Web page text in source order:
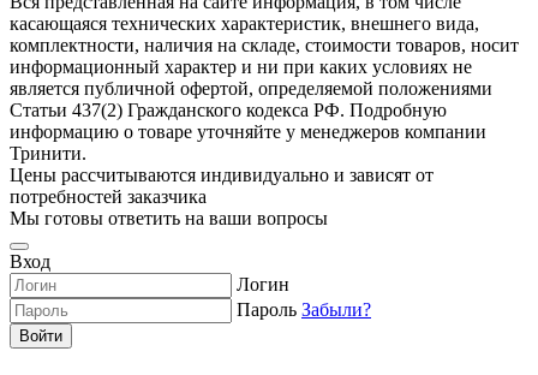
касающаяся технических характеристик, внешнего вида,
комплектности, наличия на складе, стоимости товаров, носит
информационный характер и ни при каких условиях не
является публичной офертой, определяемой положениями
Статьи 437(2) Гражданского кодекса РФ. Подробную
информацию о товаре уточняйте у менеджеров компании
Тринити.
Цены рассчитываются индивидуально и зависят от
потребностей заказчика
Мы готовы ответить на ваши вопросы
Вход
Логин
Пароль Забыли?
Войти